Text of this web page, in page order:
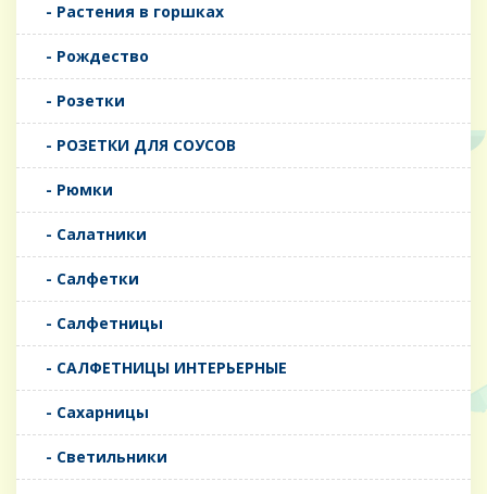
- Растения в горшках
- Рождество
- Розетки
- РОЗЕТКИ ДЛЯ СОУСОВ
- Рюмки
- Салатники
- Салфетки
- Салфетницы
- САЛФЕТНИЦЫ ИНТЕРЬЕРНЫЕ
- Сахарницы
- Светильники